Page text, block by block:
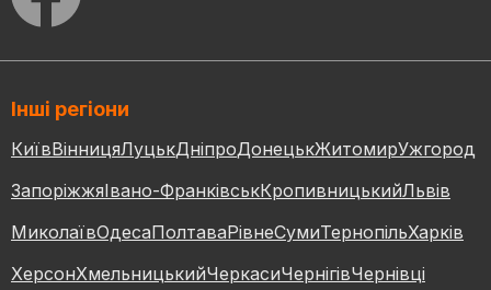
Інші регіони
КиївВінницяЛуцькДніпроДонецькЖитомирУжгород
ЗапоріжжяІвано-ФранківськКропивницькийЛьвів
МиколаївОдесаПолтаваРівнеСумиТернопільХарків
ХерсонХмельницькийЧеркасиЧернігівЧернівці